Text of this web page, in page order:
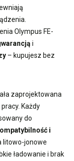
Olympus FE-
i
– kupujesz bez
zaprojektowana
Każdy
do
i
litowo-jonowe
ładowanie i brak